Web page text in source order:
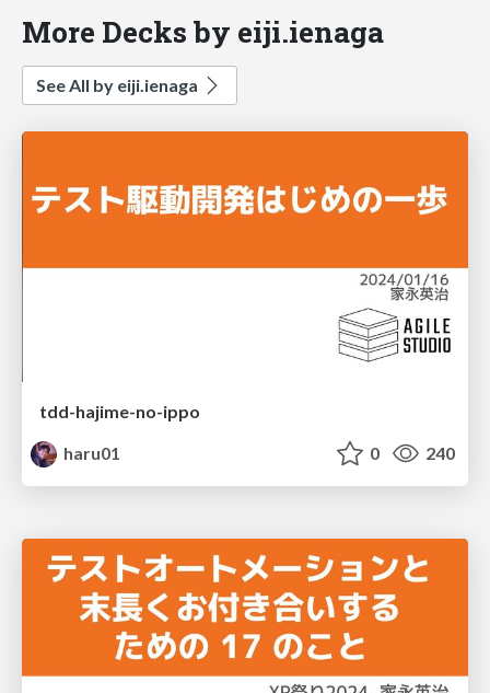
More Decks by eiji.ienaga
See All by eiji.ienaga
tdd-hajime-no-ippo
haru01
0 240